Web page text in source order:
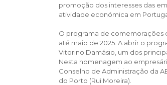
promoção dos interesses das
atividade económica em
O programa de comemorações
até maio de 2025. A abrir o
Vitorino Damásio, um dos
Nesta homenagem ao
Conselho de Administração da
do Porto (Rui Moreira).